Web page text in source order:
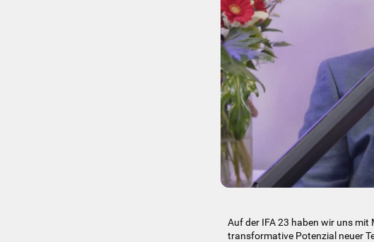
Auf der IFA 23 haben wir uns
transformative Potenzial neuer